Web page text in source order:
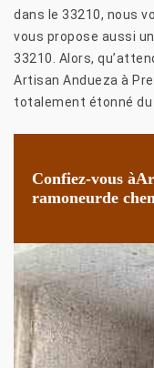
dans le 33210, nous
vous propose aussi
33210. Alors,
Artisan Andueza à
totalement étonné
Confiez-vous
ramoneurde